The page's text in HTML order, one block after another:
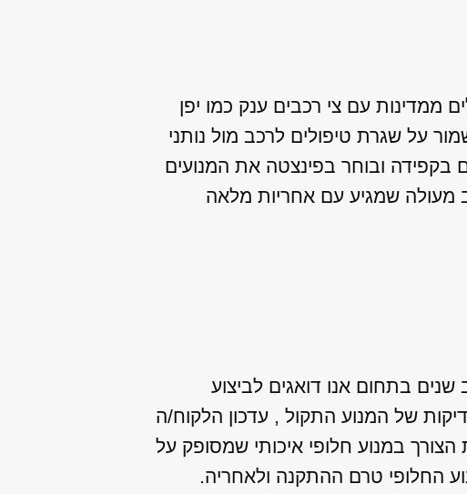
ממדינות עם צי רכבים ענק כמו יפן
על שגרת טיפולים לרכב מול נותני
בקפידה ובוחר בפינצטה את המנועים
מעולה שמגיע עם אחריות מלאה
שנים בתחום אנו דואגים לביצוע
של המנוע התקול , עדכון הלקוח/ה
במנוע חלופי איכותי שמסופק על
החלופי טרם ההתקנה ולאחריה.